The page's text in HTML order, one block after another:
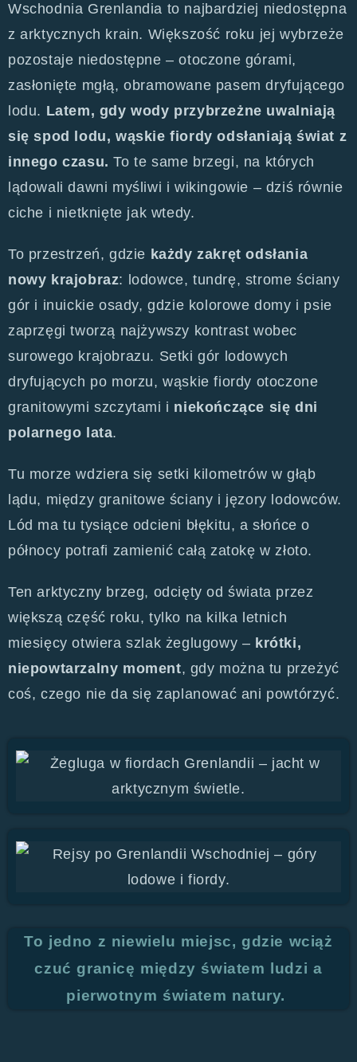
Wschodnia Grenlandia to najbardziej niedostępna
z arktycznych krain. Większość roku jej wybrzeże
pozostaje niedostępne – otoczone górami,
zasłonięte mgłą, obramowane pasem dryfującego
lodu. Latem, gdy wody przybrzeżne uwalniają
się spod lodu, wąskie fiordy odsłaniają świat z
innego czasu. To te same brzegi, na których
lądowali dawni myśliwi i wikingowie – dziś równie
ciche i nietknięte jak wtedy.
To przestrzeń, gdzie każdy zakręt odsłania
nowy krajobraz: lodowce, tundrę, strome ściany
gór i inuickie osady, gdzie kolorowe domy i psie
zaprzęgi tworzą najżywszy kontrast wobec
surowego krajobrazu. Setki gór lodowych
dryfujących po morzu, wąskie fiordy otoczone
granitowymi szczytami i niekończące się dni
polarnego lata.
Tu morze wdziera się setki kilometrów w głąb
lądu, między granitowe ściany i jęzory lodowców.
Lód ma tu tysiące odcieni błękitu, a słońce o
północy potrafi zamienić całą zatokę w złoto.
Ten arktyczny brzeg, odcięty od świata przez
większą część roku, tylko na kilka letnich
miesięcy otwiera szlak żeglugowy – krótki,
niepowtarzalny moment, gdy można tu przeżyć
coś, czego nie da się zaplanować ani powtórzyć.
To jedno z niewielu miejsc, gdzie wciąż
czuć granicę między światem ludzi a
pierwotnym światem natury.